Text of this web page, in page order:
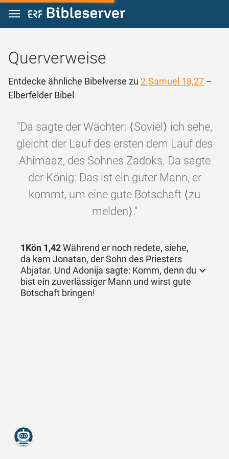
Zum Inhalt springen
Querverweise
Entdecke ähnliche Bibelverse zu 2.Samuel 18,27 –
Elberfelder Bibel
"Da sagte der Wächter: ⟨Soviel⟩ ich sehe,
gleicht der Lauf des ersten dem Lauf des
Ahimaaz, des Sohnes Zadoks. Da sagte
der König: Das ist ein guter Mann, er
kommt, um eine gute Botschaft ⟨zu
melden⟩."
1Kön 1,42Während er noch redete, siehe,
da kam Jonatan, der Sohn des Priesters
Abjatar. Und Adonija sagte: Komm, denn du
bist ein zuverlässiger Mann und wirst gute
Botschaft bringen!